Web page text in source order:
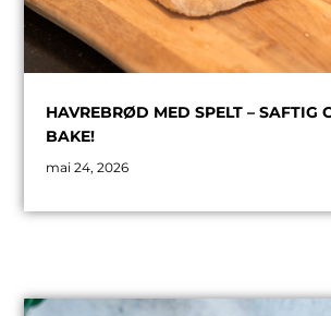
HAVREBRØD MED SPELT – SAFTIG
BAKE!
mai 24, 2026